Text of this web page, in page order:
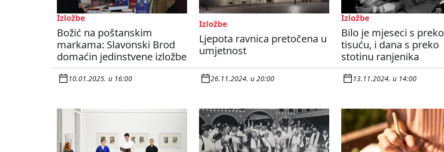
Izložbe
Božić na poštanskim
markama: Slavonski Brod
domaćin jedinstvene izložbe
10.01.2025. u 16:00
Izložbe
Ljepota ravnica pretočena u
umjetnost
26.11.2024. u 20:00
Izložbe
Bilo je mjeseci s preko
tisuću, i dana s preko
stotinu ranjenika
13.11.2024. u 14:00